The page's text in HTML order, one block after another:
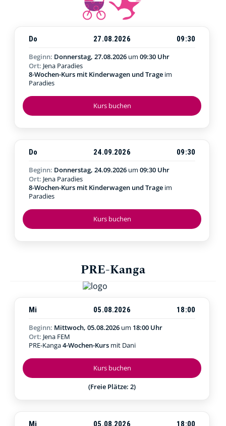
Kurs buchen
Do 27.08.2026
09:30
Beginn: Donnerstag, 27.08.2026 um 09:30 Uhr
Ort: Jena Paradies
8-Wochen-Kurs mit Kinderwagen und Trage im
Paradies
Kurs buchen
Do 24.09.2026
09:30
Beginn: Donnerstag, 24.09.2026 um 09:30 Uhr
Ort: Jena Paradies
8-Wochen-Kurs mit Kinderwagen und Trage im
Paradies
PRE-Kanga
Kurs buchen
(Freie Plätze: 2)
Mi 05.08.2026
18:00
Beginn: Mittwoch, 05.08.2026 um 18:00 Uhr
Ort: Jena FEM
PRE-Kanga4-Wochen-Kurs mit Dani
Mi 05.08.2026 18:00